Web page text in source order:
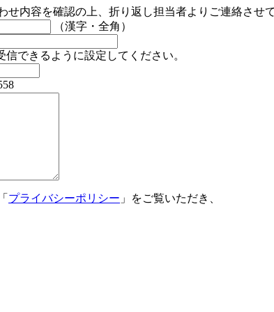
（漢字・全角）
信できるように設定してください。
プライバシーポリシー 」をご覧いただき、